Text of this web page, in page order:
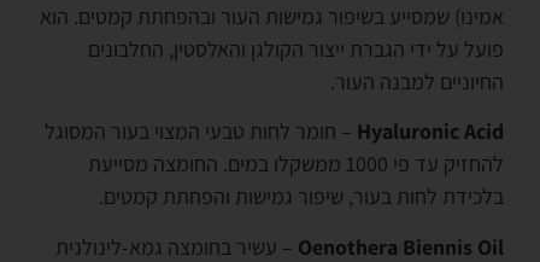
אמינו) שמסייע בשיפור גמישות העור ובהפחתת קמטים. הוא
פועל על ידי הגברת ייצור הקולגן והאלסטין, החלבונים
החיוניים למבנה העור.
Hyaluronic Acid – חומר לחות טבעי המצוי בעור המסוגל
להחזיק עד פי 1000 ממשקלו במים. החומצה מסייעת
בלכידת לחות בעור, שיפור גמישות והפחתת קמטים.
Oenothera Biennis Oil – עשיר בחומצה גמא-לינולנית